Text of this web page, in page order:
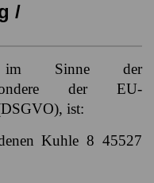
/
im Sinne der
der EU-
ist:
Kuhle 8 45527